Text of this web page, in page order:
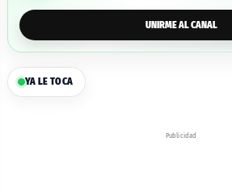
UNIRME AL CANAL
YA LE TOCA
Publicidad